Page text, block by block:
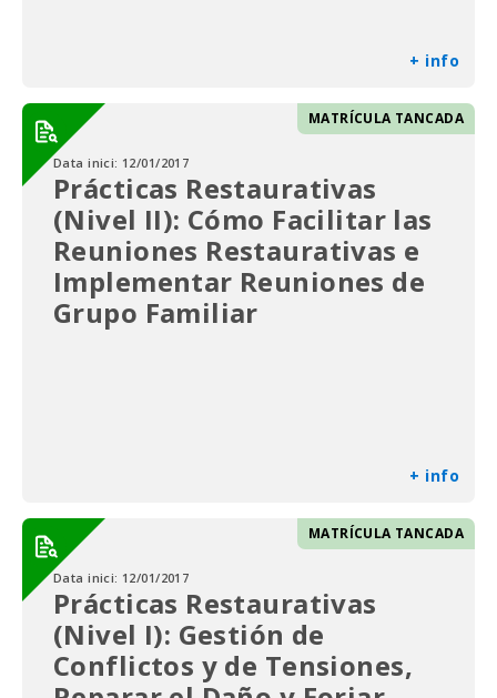
+ info
MATRÍCULA TANCADA
Data inici: 12/01/2017
Prácticas Restaurativas
(Nivel II): Cómo Facilitar las
Reuniones Restaurativas e
Implementar Reuniones de
Grupo Familiar
+ info
MATRÍCULA TANCADA
Data inici: 12/01/2017
Prácticas Restaurativas
(Nivel I): Gestión de
Conflictos y de Tensiones,